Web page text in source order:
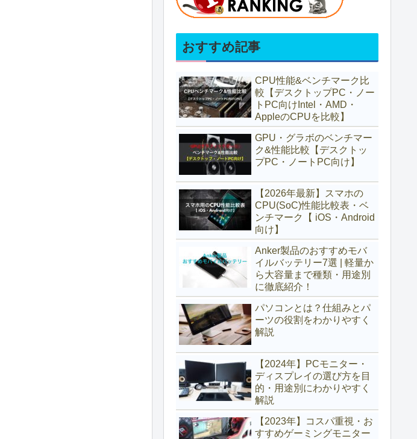
おすすめ記事
CPU性能&ベンチマーク比
較【デスクトップPC・ノー
トPC向けIntel・AMD・
AppleのCPUを比較】
GPU・グラボのベンチマー
ク&性能比較【デスクトッ
プPC・ノートPC向け】
【2026年最新】スマホの
CPU(SoC)性能比較表・ベ
ンチマーク【 iOS・Android
向け】
Anker製品のおすすめモバ
イルバッテリー7選 | 軽量か
ら大容量まで種類・用途別
に徹底紹介！
パソコンとは？仕組みとパ
ーツの役割をわかりやすく
解説
【2024年】PCモニター・
ディスプレイの選び方を目
的・用途別にわかりやすく
解説
【2023年】コスパ重視・お
すすめゲーミングモニター